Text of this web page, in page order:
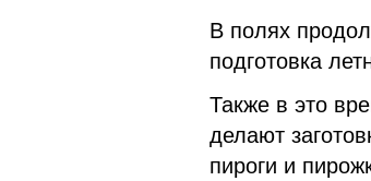
В полях
подготовка
Также в это
делают
пироги и